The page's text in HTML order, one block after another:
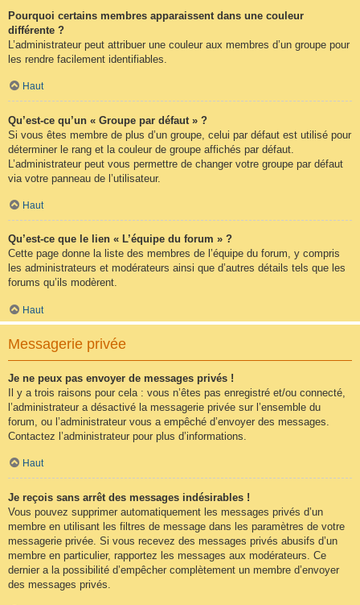
Pourquoi certains membres apparaissent dans une couleur
différente ?
L’administrateur peut attribuer une couleur aux membres d’un groupe pour
les rendre facilement identifiables.
Haut
Qu’est-ce qu’un « Groupe par défaut » ?
Si vous êtes membre de plus d’un groupe, celui par défaut est utilisé pour
déterminer le rang et la couleur de groupe affichés par défaut.
L’administrateur peut vous permettre de changer votre groupe par défaut
via votre panneau de l’utilisateur.
Haut
Qu’est-ce que le lien « L’équipe du forum » ?
Cette page donne la liste des membres de l’équipe du forum, y compris
les administrateurs et modérateurs ainsi que d’autres détails tels que les
forums qu’ils modèrent.
Haut
Messagerie privée
Je ne peux pas envoyer de messages privés !
Il y a trois raisons pour cela : vous n’êtes pas enregistré et/ou connecté,
l’administrateur a désactivé la messagerie privée sur l’ensemble du
forum, ou l’administrateur vous a empêché d’envoyer des messages.
Contactez l’administrateur pour plus d’informations.
Haut
Je reçois sans arrêt des messages indésirables !
Vous pouvez supprimer automatiquement les messages privés d’un
membre en utilisant les filtres de message dans les paramètres de votre
messagerie privée. Si vous recevez des messages privés abusifs d’un
membre en particulier, rapportez les messages aux modérateurs. Ce
dernier a la possibilité d’empêcher complètement un membre d’envoyer
des messages privés.